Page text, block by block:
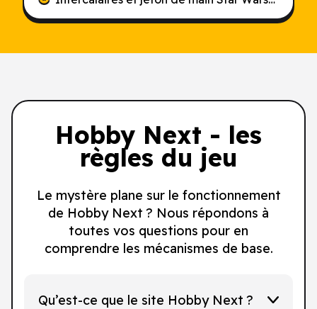
Hobby Next - les
règles du jeu
Le mystère plane sur le fonctionnement
de Hobby Next ? Nous répondons à
toutes vos questions pour en
comprendre les mécanismes de base.
Qu’est-ce que le site Hobby Next ?